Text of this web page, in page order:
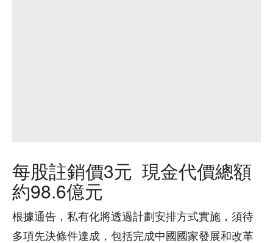
每股註銷價3元 現金代價總額
約98.6億元
根據通告，私有化將透過計劃安排方式實施，須待
多項先決條件達成，包括完成中國國家發展和改革